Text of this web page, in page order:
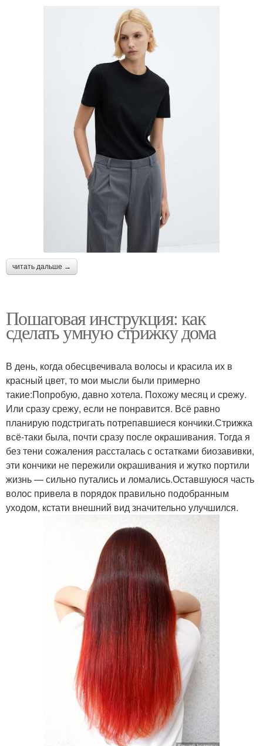
читать дальше →
Пошаговая инструкция: как
сделать умную стрижку дома
В день, когда обесцвечивала волосы и красила их в
красный цвет, то мои мысли были примерно
такие:Попробую, давно хотела. Похожу месяц и срежу.
Или сразу срежу, если не понравится. Всё равно
планирую подстригать потрепавшиеся кончики.Стрижка
всё-таки была, почти сразу после окрашивания. Тогда я
без тени сожаления рассталась с остатками биозавивки,
эти кончики не пережили окрашивания и жутко портили
жизнь — сильно путались и ломались.Оставшуюся часть
волос привела в порядок правильно подобранным
уходом, кстати внешний вид значительно улучшился.